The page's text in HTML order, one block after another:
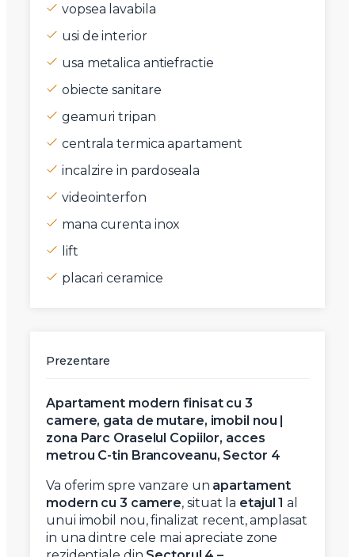
vopsea lavabila
usi de interior
usa metalica antiefractie
obiecte sanitare
geamuri tripan
centrala termica apartament
incalzire in pardoseala
videointerfon
mana curenta inox
lift
placari ceramice
Prezentare
Apartament modern finisat cu 3
camere, gata de mutare, imobil nou |
zona Parc Oraselul Copiilor, acces
metrou C-tin Brancoveanu, Sector 4
Va oferim spre vanzare un apartament
modern cu 3 camere, situat la etajul 1 al
unui imobil nou, finalizat recent, amplasat
in una dintre cele mai apreciate zone